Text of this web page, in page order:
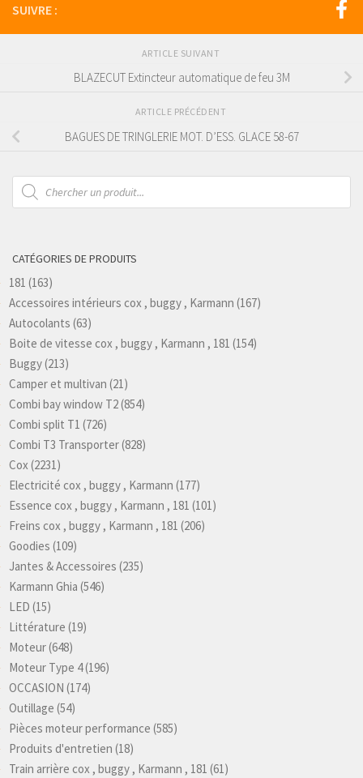
SUIVRE :
ARTICLE SUIVANT
BLAZECUT Extincteur automatique de feu 3M
ARTICLE PRÉCÉDENT
BAGUES DE TRINGLERIE MOT. D’ESS. GLACE 58-67
Recherche
de
produits
CATÉGORIES DE PRODUITS
181 (163)
Accessoires intérieurs cox , buggy , Karmann (167)
Autocolants (63)
Boite de vitesse cox , buggy , Karmann , 181 (154)
Buggy(213)
Camper et multivan (21)
Combi bay window T2(854)
Combi split T1 (726)
Combi T3 Transporter(828)
Cox(2231)
Electricité cox , buggy , Karmann (177)
Essence cox , buggy , Karmann , 181 (101)
Freins cox , buggy , Karmann , 181 (206)
Goodies (109)
Jantes & Accessoires (235)
Karmann Ghia (546)
LED (15)
Littérature (19)
Moteur(648)
Moteur Type 4(196)
OCCASION (174)
Outillage (54)
Pièces moteur performance (585)
Produits d'entretien (18)
Train arrière cox , buggy , Karmann , 181 (61)